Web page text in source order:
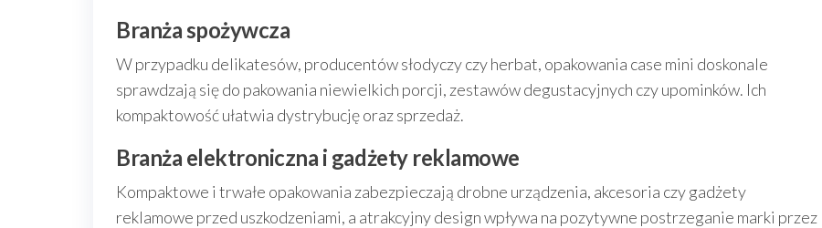
Branża spożywcza
W przypadku delikatesów, producentów słodyczy czy herbat, opakowania case mini doskonale
sprawdzają się do pakowania niewielkich porcji, zestawów degustacyjnych czy upominków. Ich
kompaktowość ułatwia dystrybucję oraz sprzedaż.
Branża elektroniczna i gadżety reklamowe
Kompaktowe i trwałe opakowania zabezpieczają drobne urządzenia, akcesoria czy gadżety
reklamowe przed uszkodzeniami, a atrakcyjny design wpływa na pozytywne postrzeganie marki przez